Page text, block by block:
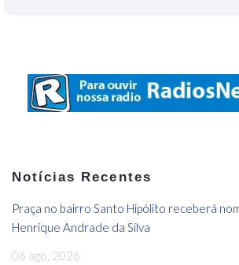
Notícias Recentes
Praça no bairro Santo Hipólito receberá
Henrique Andrade da Silva
06 ago, 2026